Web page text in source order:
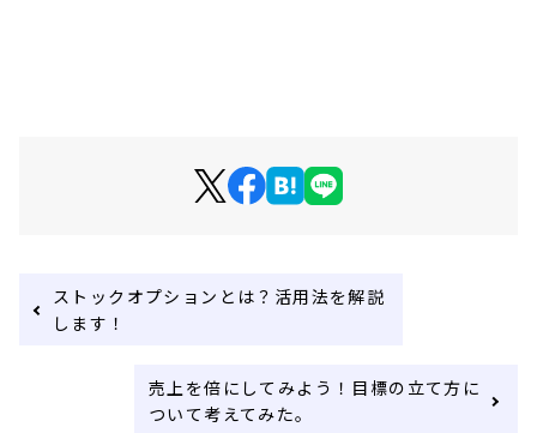
ストックオプションとは？活用法を解説
します！
売上を倍にしてみよう！目標の立て方に
ついて考えてみた。